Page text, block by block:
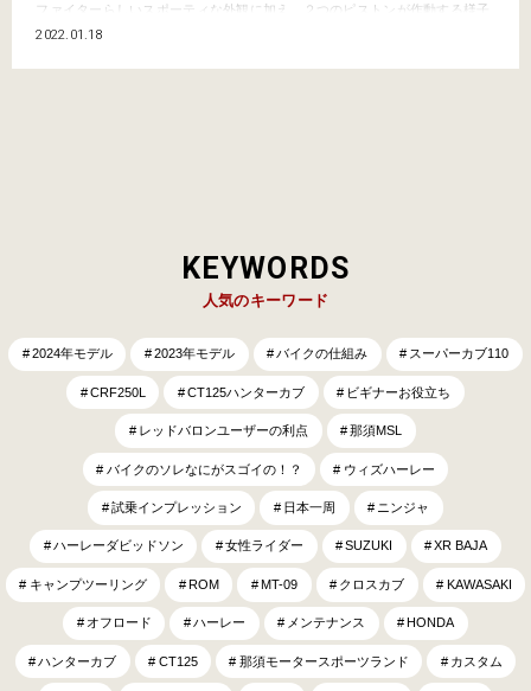
ファイターらしいスポーティな外観に加え、２つのピストンが作動する様子
と、どう聞いても並列4気筒には聞こえないサウンドが収められていた……
た1分弱の動画には、外観のシルエ…
2022.01.18
KEYWORDS
人気のキーワード
2024年モデル 2023年モデル バイクの仕組み スーパーカブ110
CRF250L CT125ハンターカブ ビギナーお役立ち
レッドバロンユーザーの利点 那須MSL
バイクのソレなにがスゴイの！？ ウィズハーレー
試乗インプレッション 日本一周 ニンジャ
ハーレーダビッドソン 女性ライダー SUZUKI XR BAJA
キャンプツーリング ROM MT-09 クロスカブ KAWASAKI
オフロード ハーレー メンテナンス HONDA
ハンターカブ CT125 那須モータースポーツランド カスタム